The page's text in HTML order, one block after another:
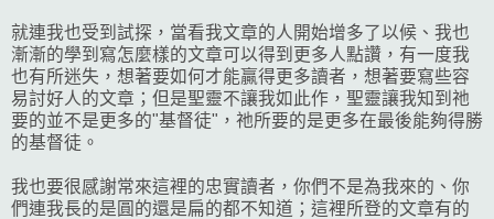
就連我也受到試探，當看我文章的人開始增多了以候、我也
漸漸的學到寫怎麼樣的文章可以得到更多人點讚，有一度我
也有所迷失，想著要如何才能贏得更多讀者，想著要寫些容
易討好人的文章；但是聖靈不讓我如此作，聖靈讓我知到祂
要的並不是更多的"基督徒"，祂所要的是更多在最後能夠得勝
的基督徒。
我也要很感謝常來這裡的忠實讀者，你們不是為我來的、你
們連我長的是圓的還是扁的都不知道；這裡所登的文章有的